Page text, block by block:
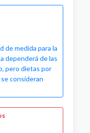
de medida para la
dependerá de las
pero dietas por
consideran